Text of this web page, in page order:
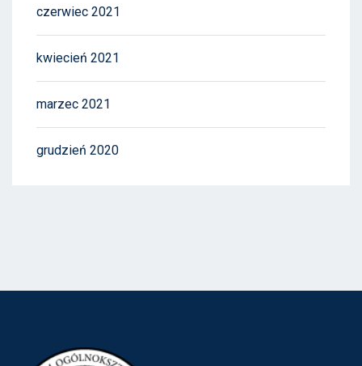
czerwiec 2021
kwiecień 2021
marzec 2021
grudzień 2020